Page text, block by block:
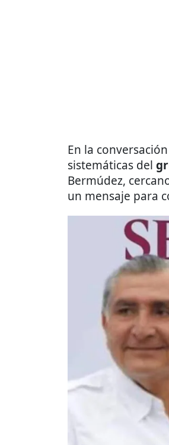
En la
sistemáticas del
Bermúdez,
un mensaje para